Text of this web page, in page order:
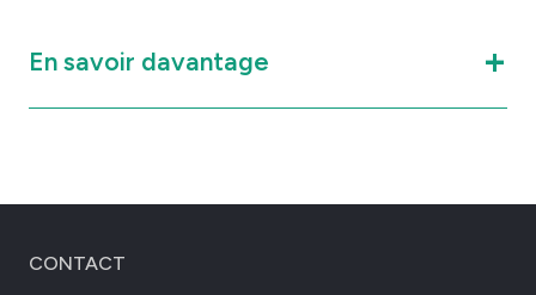
En savoir davantage
CONTACT